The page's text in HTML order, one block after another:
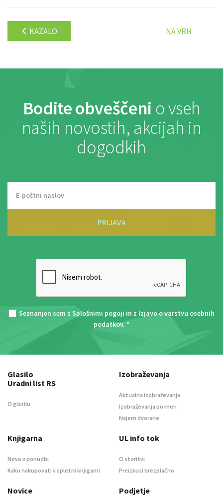
KAZALO NA VRH
Bodite obveščeni o vseh
naših novostih, akcijah in
dogodkih
PRIJAVA
Seznanjen sem s Splošnimi pogoji in z Izjavo o varstvu osebnih
podatkov. *
Glasilo
Uradni list RS
O glasilu
Izobraževanja
Aktualna izobraževanja
Izobraževanja po meri
Najem dvorane
Knjigarna
Novo v ponudbi
Kako nakupovati v spletni knjigarni
UL info tok
O storitvi
Preizkusi brezplačno
Novice Podjetje